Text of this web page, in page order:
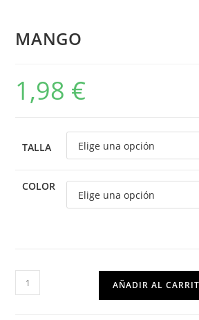
MANGO
1,98 €
TALLA
COLOR
AÑADIR AL